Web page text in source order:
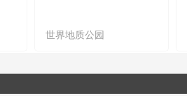
世界地质公园